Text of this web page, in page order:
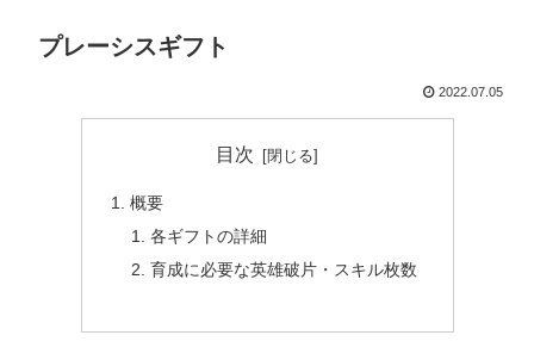
プレーシスギフト
2022.07.05
目次
概要
各ギフトの詳細
育成に必要な英雄破片・スキル枚数